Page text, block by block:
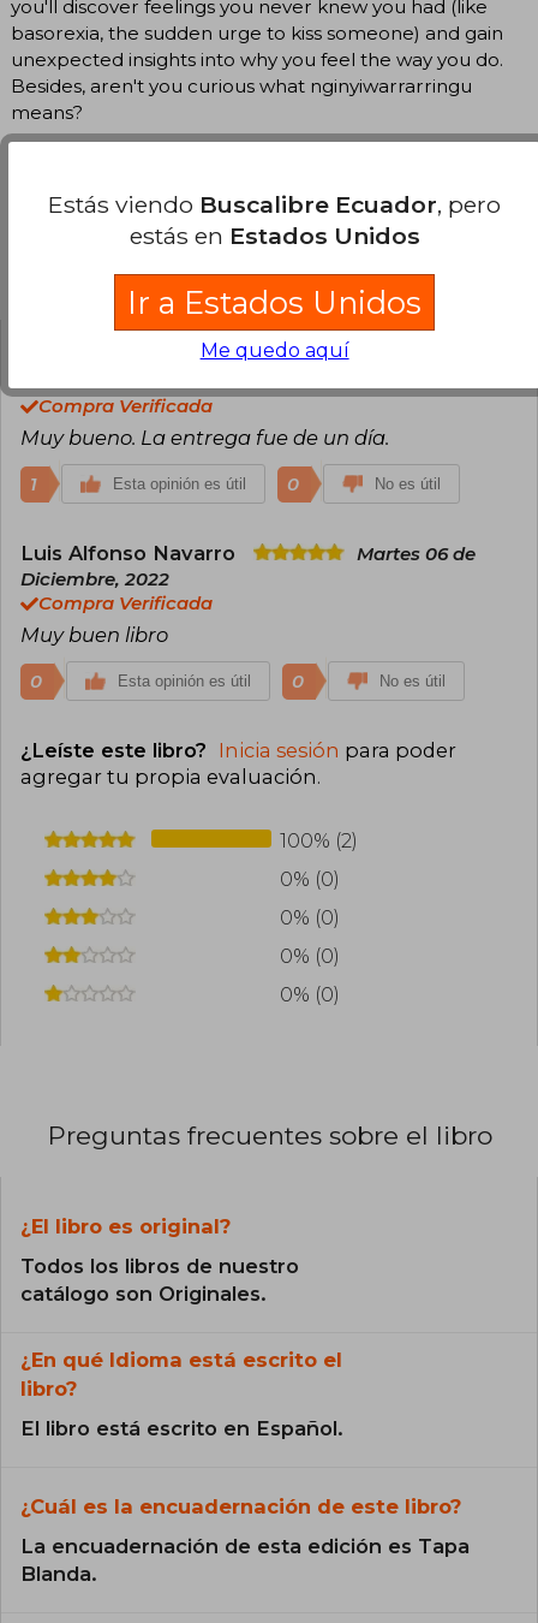
you'll discover feelings you never knew you had (like
basorexia, the sudden urge to kiss someone) and gain
unexpected insights into why you feel the way you do.
Besides, aren't you curious what nginyiwarrarringu
means?
Opiniones del libro
Lunes 06 de Febrero,
Compra Verificada
Muy bueno. La entrega fue de un día.
1 Esta opinión es útil 0 No es útil
Luis Alfonso Navarro
Martes 06 de
Diciembre, 2022
Compra Verificada
Muy buen libro
0 Esta opinión es útil 0 No es útil
¿Leíste este libro? Inicia sesión para poder
agregar tu propia evaluación.
100% (2)
0% (0)
0% (0)
0% (0)
0% (0)
Preguntas frecuentes sobre el libro
¿El libro es original?
Todos los libros de nuestro
catálogo son Originales.
¿En qué Idioma está escrito el
libro?
El libro está escrito en Español.
¿Cuál es la encuadernación de este libro?
La encuadernación de esta edición es Tapa
Blanda.
Estás viendo Buscalibre Ecuador, pero
estás en Estados Unidos
Ir a Estados Unidos
Me quedo aquí